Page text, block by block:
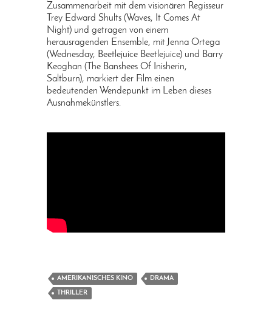
Zusammenarbeit mit dem visionären Regisseur
Trey Edward Shults (Waves, It Comes At
Night) und getragen von einem
herausragenden Ensemble, mit Jenna Ortega
(Wednesday, Beetlejuice Beetlejuice) und Barry
Keoghan (The Banshees Of Inisherin,
Saltburn), markiert der Film einen
bedeutenden Wendepunkt im Leben dieses
Ausnahmekünstlers.
AMERIKANISCHES KINO DRAMA
THRILLER